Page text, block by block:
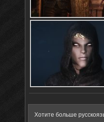
Хотите больше